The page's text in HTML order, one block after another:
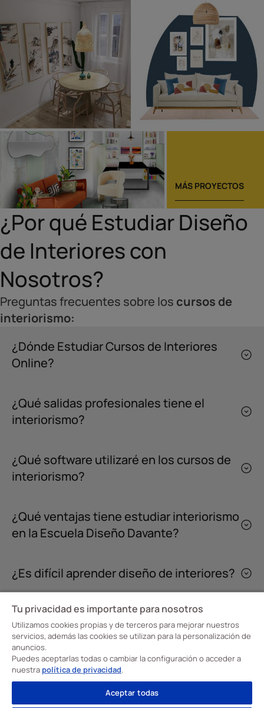
MÁS PROYECTOS
¿Por qué Estudiar Diseño
de Interiores con
Nosotros?
Preguntas frecuentes sobre los cursos de
interiorismo:
¿Dónde Estudiar Cursos de Interiores
Online?
¿Qué salidas profesionales tiene el
interiorismo?
¿Qué software utilizaré en los cursos de
interiorismo?
¿Qué ventajas tiene estudiar interiorismo
en la Escuela Diseño Davante?
¿Es difícil aprender diseño de interiores?
En la Escuela CreaDiseño, Escuela Profesional de Diseño Davante tenemos claro
nuestro objetivo: transformar la forma de aprender para formar a nuestros
alumnos en profesionales cualificados en moda, interiorismo e imagen personal.
¡Convertimos su talento creativo en una carrera de éxito y con futuro!
Tu privacidad es importante para nosotros
Utilizamos cookies propias y de terceros para mejorar nuestros
servicios, además las cookies se utilizan para la personalización de
anuncios.
Puedes aceptarlas todas o cambiar la configuración o acceder a
nuestra política de privacidad.
Aceptar todas